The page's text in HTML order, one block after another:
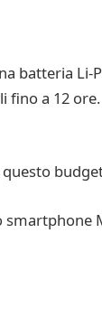
batteria Li-
a 12
smartphone